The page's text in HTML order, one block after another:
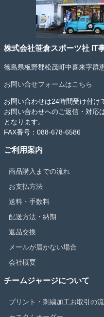
株式会社笹倉スポーツ社 IT
徳島県板野郡松茂町中喜来字群
お問い合せフォームはこちら
お問い合わせは24時間受け付け
お問い合わせへのご返信・対応
となります。
FAX番号：088-678-6586
ご利用案内
商品購入までの流れ
お支払方法
送料・手数料
配送方法・納期
返品交換
メールが届かない場合
会社概要
チームジャージについて
プリント・刺繍加工お取引の